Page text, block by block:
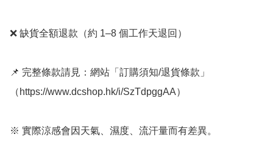
❌ 缺貨全額退款（約 1–8 個工作天退回）
📌 完整條款請見：網站「訂購須知/退貨條款」
（https://www.dcshop.hk/i/SzTdpggAA）
※ 實際涼感會因天氣、濕度、流汗量而有差異。